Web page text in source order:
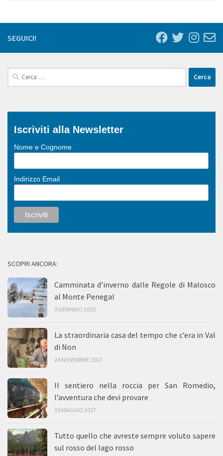
SEGUICI!
Ricerca
per:
Iscriviti alla Newsletter
Nome e Cognome
Indirizzo Email
SCOPRI ANCORA:
Camminata d’inverno dalle Regole di Malosco
al Monte Penegal
9 GENNAIO 2025
La straordinaria casa del tempo che c’era in Val
di Non
24 NOVEMBRE 2017
Il sentiero nella roccia per San Romedio,
l’avventura che devi provare
19 MAGGIO 2017
Tutto quello che avreste sempre voluto sapere
sul rosso del lago rosso